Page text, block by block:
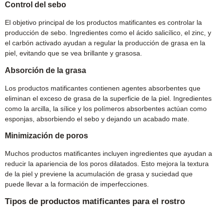
Control del sebo
El objetivo principal de los productos matificantes es controlar la
producción de sebo. Ingredientes como el ácido salicílico, el zinc, y
el carbón activado ayudan a regular la producción de grasa en la
piel, evitando que se vea brillante y grasosa.
Absorción de la grasa
Los productos matificantes contienen agentes absorbentes que
eliminan el exceso de grasa de la superficie de la piel. Ingredientes
como la arcilla, la sílice y los polímeros absorbentes actúan como
esponjas, absorbiendo el sebo y dejando un acabado mate.
Minimización de poros
Muchos productos matificantes incluyen ingredientes que ayudan a
reducir la apariencia de los poros dilatados. Esto mejora la textura
de la piel y previene la acumulación de grasa y suciedad que
puede llevar a la formación de imperfecciones.
Tipos de productos matificantes para el rostro